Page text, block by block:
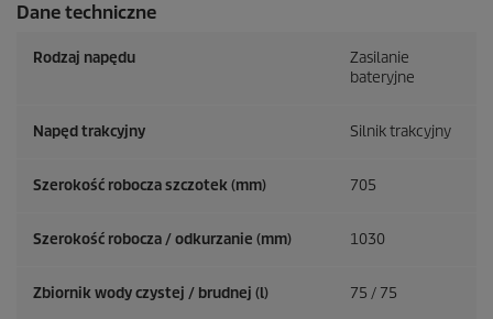
Dane techniczne
Rodzaj napędu
Zasilanie
bateryjne
Napęd trakcyjny Silnik trakcyjny
Szerokość robocza szczotek (mm) 705
Szerokość robocza / odkurzanie (mm) 1030
Zbiornik wody czystej / brudnej (l) 75 / 75